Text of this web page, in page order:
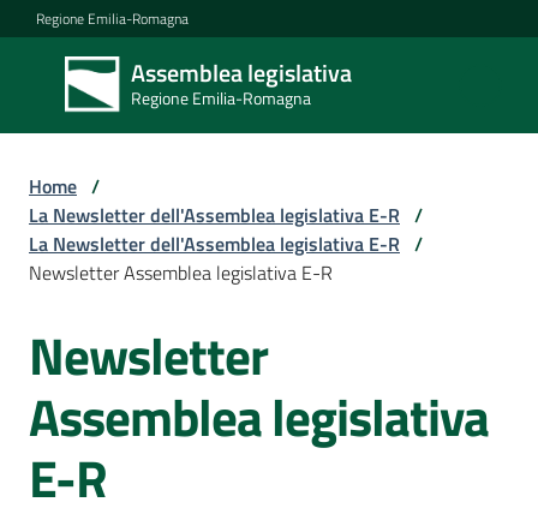
Vai al contenuto
Vai alla navigazione
Vai al footer
Regione Emilia-Romagna
Assemblea legislativa
Regione Emilia-Romagna
Assemblea
legislativa
Regione Emilia-
Assemblea
Attività
Home /
La Newsletter dell'Assemblea legislativa E-R /
La Newsletter dell'Assemblea legislativa E-R /
Newsletter Assemblea legislativa E-R
Salta al contenuto
Newsletter
Assemblea legislativa
E-R